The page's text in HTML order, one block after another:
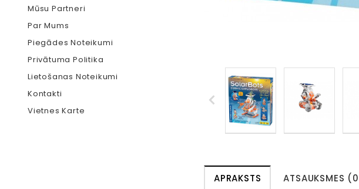
Mūsu Partneri
Par Mums
Piegādes Noteikumi
Privātuma Politika
Lietošanas Noteikumi
Kontakti
Vietnes Karte
APRAKSTS ATSAUKSMES